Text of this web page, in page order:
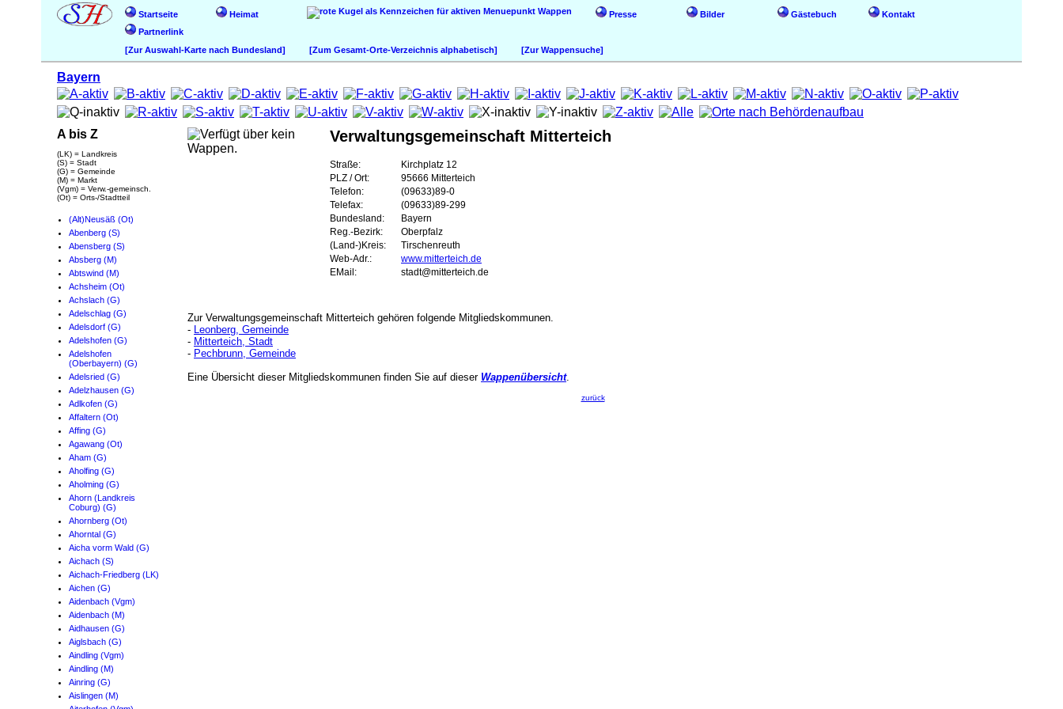
Startseite Heimat Wappen Presse Bilder Gästebuch
Kontakt
Partnerlink
[Zur Auswahl-Karte nach Bundesland]
[Zum Gesamt-Orte-Verzeichnis alphabetisch] [Zur Wappensuche]
Bayern
A bis Z
(LK) = Landkreis
(S) = Stadt
(G) = Gemeinde
(M) = Markt
(Vgm) = Verw.-gemeinsch.
(Ot) = Orts-/Stadtteil
(Alt)Neusäß (Ot)
Abenberg (S)
Abensberg (S)
Absberg (M)
Abtswind (M)
Achsheim (Ot)
Achslach (G)
Adelschlag (G)
Adelsdorf (G)
Adelshofen (G)
Adelshofen
(Oberbayern) (G)
Adelsried (G)
Adelzhausen (G)
Adlkofen (G)
Affaltern (Ot)
Affing (G)
Agawang (Ot)
Aham (G)
Aholfing (G)
Aholming (G)
Ahorn (Landkreis
Coburg) (G)
Ahornberg (Ot)
Ahorntal (G)
Aicha vorm Wald (G)
Aichach (S)
Aichach-Friedberg (LK)
Aichen (G)
Aidenbach (Vgm)
Aidenbach (M)
Aidhausen (G)
Aiglsbach (G)
Aindling (Vgm)
Aindling (M)
Ainring (G)
Aislingen (M)
Verwaltungsgemeinschaft Mitterteich
Straße:
Kirchplatz 12
PLZ / Ort:
95666 Mitterteich
Telefon:
(09633)89-0
Telefax:
(09633)89-299
Bundesland:
Bayern
Reg.-Bezirk:
Oberpfalz
(Land-)Kreis:
Tirschenreuth
Web-Adr.:
www.mitterteich.de
EMail:
stadt@mitterteich.de
Zur Verwaltungsgemeinschaft Mitterteich gehören folgende Mitgliedskommunen.
- Leonberg, Gemeinde
- Mitterteich, Stadt
- Pechbrunn, Gemeinde
Eine Übersicht dieser Mitgliedskommunen finden Sie auf dieser Wappenübersicht.
zurück